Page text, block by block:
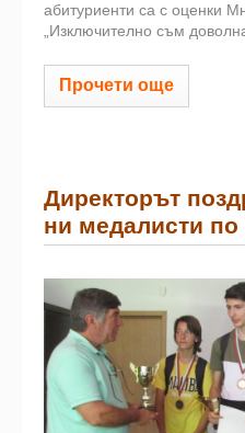
абитуриенти са с оценки
„Изключително съм
Прочети още
Директорът
ни медалисти по